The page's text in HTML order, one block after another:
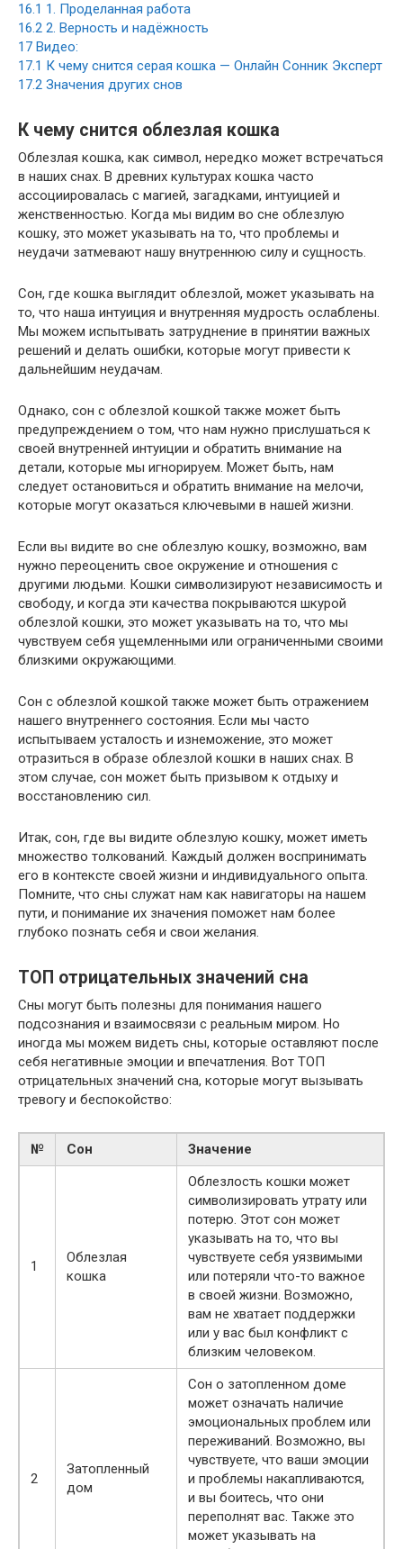
16.1 1. Проделанная работа
16.2 2. Верность и надёжность
17 Видео:
17.1 К чему снится серая кошка — Онлайн Сонник Эксперт
17.2 Значения других снов
К чему снится облезлая кошка
Облезлая кошка, как символ, нередко может встречаться
в наших снах. В древних культурах кошка часто
ассоциировалась с магией, загадками, интуицией и
женственностью. Когда мы видим во сне облезлую
кошку, это может указывать на то, что проблемы и
неудачи затмевают нашу внутреннюю силу и сущность.
Сон, где кошка выглядит облезлой, может указывать на
то, что наша интуиция и внутренняя мудрость ослаблены.
Мы можем испытывать затруднение в принятии важных
решений и делать ошибки, которые могут привести к
дальнейшим неудачам.
Однако, сон с облезлой кошкой также может быть
предупреждением о том, что нам нужно прислушаться к
своей внутренней интуиции и обратить внимание на
детали, которые мы игнорируем. Может быть, нам
следует остановиться и обратить внимание на мелочи,
которые могут оказаться ключевыми в нашей жизни.
Если вы видите во сне облезлую кошку, возможно, вам
нужно переоценить свое окружение и отношения с
другими людьми. Кошки символизируют независимость и
свободу, и когда эти качества покрываются шкурой
облезлой кошки, это может указывать на то, что мы
чувствуем себя ущемленными или ограниченными своими
близкими окружающими.
Сон с облезлой кошкой также может быть отражением
нашего внутреннего состояния. Если мы часто
испытываем усталость и изнеможение, это может
отразиться в образе облезлой кошки в наших снах. В
этом случае, сон может быть призывом к отдыху и
восстановлению сил.
Итак, сон, где вы видите облезлую кошку, может иметь
множество толкований. Каждый должен воспринимать
его в контексте своей жизни и индивидуального опыта.
Помните, что сны служат нам как навигаторы на нашем
пути, и понимание их значения поможет нам более
глубоко познать себя и свои желания.
ТОП отрицательных значений сна
Сны могут быть полезны для понимания нашего
подсознания и взаимосвязи с реальным миром. Но
иногда мы можем видеть сны, которые оставляют после
себя негативные эмоции и впечатления. Вот ТОП
отрицательных значений сна, которые могут вызывать
тревогу и беспокойство:
№ Сон Значение
1
Облезлая
кошка
Облезлость кошки может
символизировать утрату или
потерю. Этот сон может
указывать на то, что вы
чувствуете себя уязвимыми
или потеряли что-то важное
в своей жизни. Возможно,
вам не хватает поддержки
или у вас был конфликт с
близким человеком.
2
Затопленный
дом
Сон о затопленном доме
может означать наличие
эмоциональных проблем или
переживаний. Возможно, вы
чувствуете, что ваши эмоции
и проблемы накапливаются,
и вы боитесь, что они
переполнят вас. Также это
может указывать на